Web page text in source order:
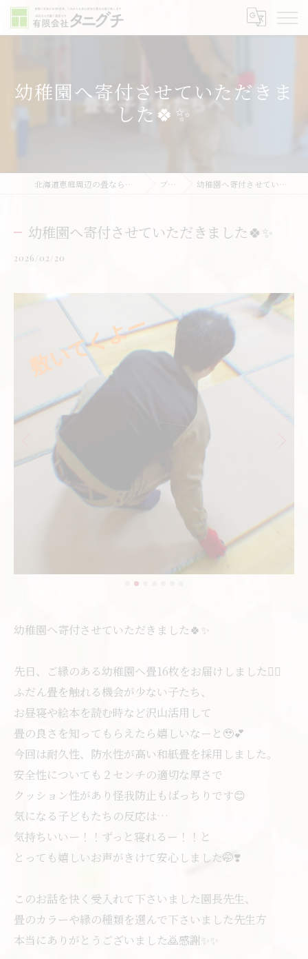
幼稚園へ寄付させていただきま
した🍀✨
北海道恵庭周辺の畳なら有限会社タニグチ ブログ 幼稚園へ寄付させていただきました🍀✨
幼稚園へ寄付させていただきました🍀✨
2026/02/20
幼稚園へ寄付させていただきました🍀✨
先日、ご縁のある幼稚園へ畳16枚をお届けしました🙂‍↕️
ふだん畳を触れる機会が少ない子たち、
お昼寝や絵本を読む時など沢山活用して
畳の良さを知ってもらえたら嬉しいなーと🥹💕
今回は耐久性、防水性が高い和紙畳を採用しました。
安全性についても２センチの適切な厚さで
クッション性があり怪我防止もばっちりです😊
気になる子どもたちの反応は…
気持ちいいー！！ずっと寝れるー！！と
とっても嬉しいお声がきけて安心しました🤭❣️
このお話を快く受入れて下さいました園長先生、
畳のカラーや縁の種類を選んで下さいました先生方
本当にありがとうございました🙇感謝✨✨